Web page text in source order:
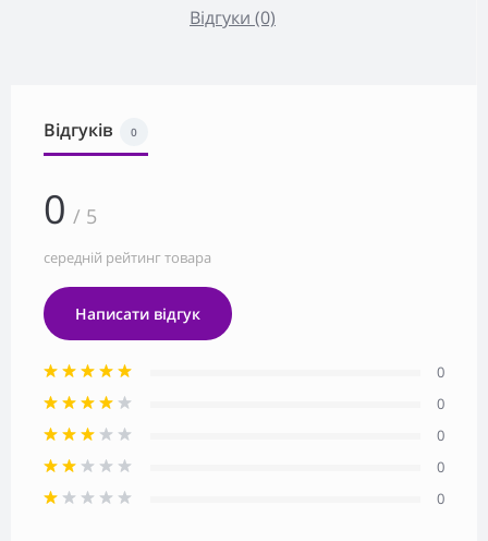
Відгуки (0)
Відгуків 0
0 / 5
середній рейтинг товара
Написати відгук
0
0
0
0
0